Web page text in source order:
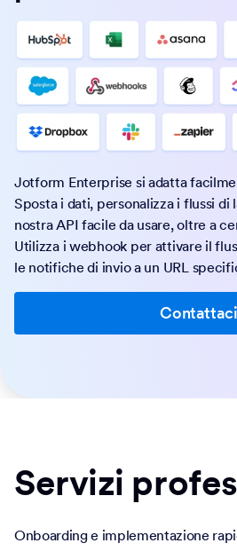
Sposta i dati, personalizza i flussi di
nostra API facile da usare, oltre a
Utilizza i webhook per attivare il
le notifiche di invio a un URL
Contattaci
Servizi
con un team che lavora per il tuo